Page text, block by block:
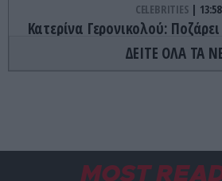
CELEBRITIES 13:58
Κατερίνα Γερονικολού:
στη Λευκάδα και
της (φώτο)
ΔΕΙΤΕ ΟΛΑ ΤΑ
MOST